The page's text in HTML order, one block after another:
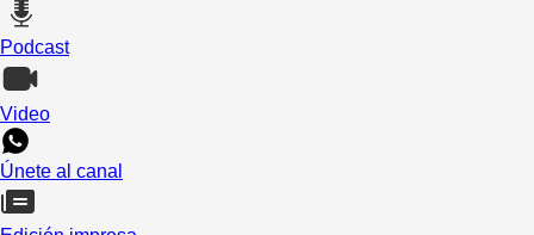
Podcast
Video
Únete al canal